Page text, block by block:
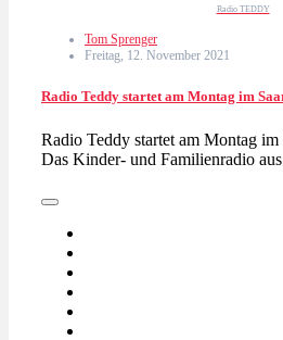
Radio TEDDY
Tom Sprenger
Freitag, 12. November 2021
Radio Teddy startet am Montag im
Radio Teddy startet am Montag
Das Kinder- und Familienradio